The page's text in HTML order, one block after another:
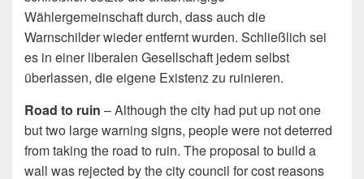
Wählergemeinschaft durch, dass auch die
Warnschilder wieder entfernt wurden. Schließlich sei
es in einer liberalen Gesellschaft jedem selbst
überlassen, die eigene Existenz zu ruinieren.
Road to ruin – Although the city had put up not one
but two large warning signs, people were not deterred
from taking the road to ruin. The proposal to build a
wall was rejected by the city council for cost reasons